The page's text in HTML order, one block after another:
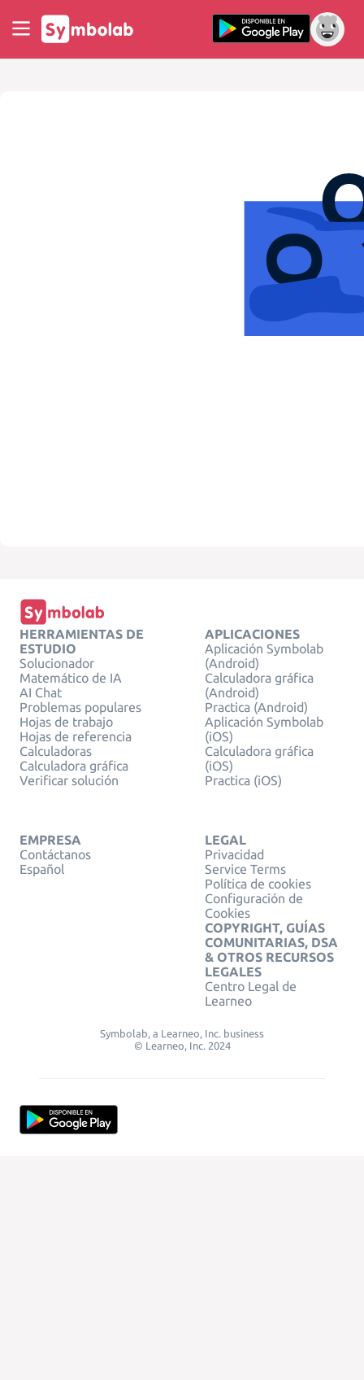
HERRAMIENTAS DE
ESTUDIO
Solucionador
Matemático de IA
AI Chat
Problemas populares
Hojas de trabajo
Hojas de referencia
Calculadoras
Calculadora gráfica
Verificar solución
APLICACIONES
Aplicación Symbolab
(Android)
Calculadora gráfica
(Android)
Practica (Android)
Aplicación Symbolab
(iOS)
Calculadora gráfica
(iOS)
Practica (iOS)
EMPRESA
Contáctanos
Español
LEGAL
Privacidad
Service Terms
Política de cookies
Configuración de
Cookies
COPYRIGHT, GUÍAS
COMUNITARIAS, DSA
& OTROS RECURSOS
LEGALES
Centro Legal de
Learneo
Symbolab, a Learneo, Inc. business
© Learneo, Inc. 2024